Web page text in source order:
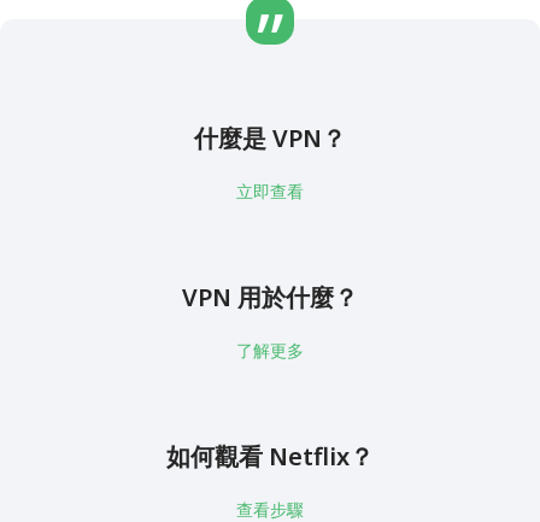
什麼是 VPN？
立即查看
VPN 用於什麼？
了解更多
如何觀看 Netflix？
查看步驟